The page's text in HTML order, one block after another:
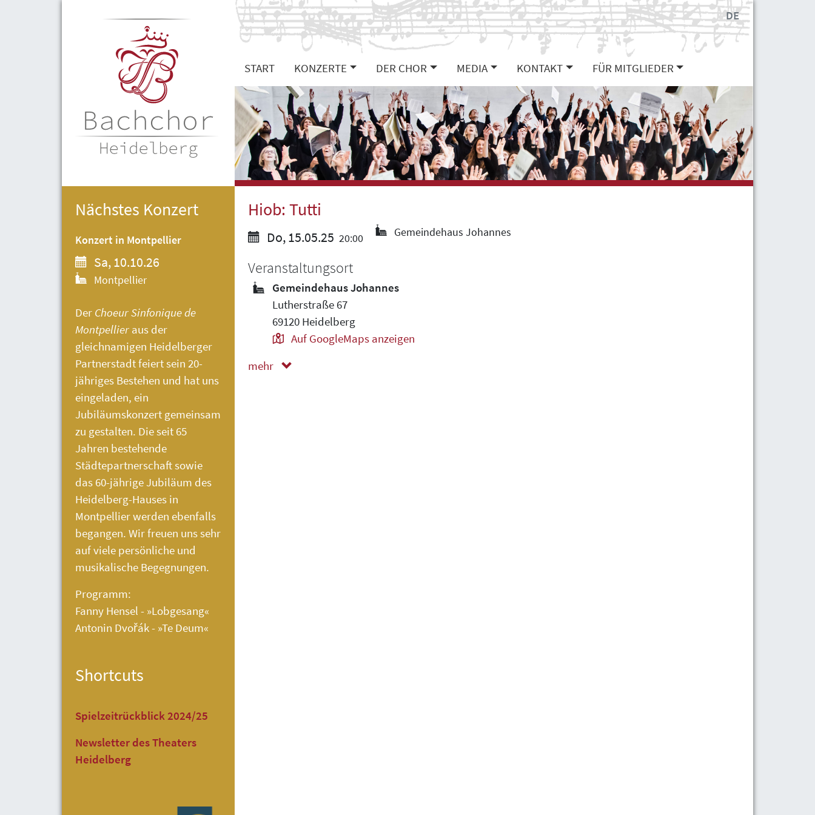
START KONZERTE DER CHOR MEDIA KONTAKT FÜR MITGLIEDER
DE
Hiob: Tutti
Do, 15.05.25 20:00 Gemeindehaus Johannes
Veranstaltungsort
Gemeindehaus Johannes
Lutherstraße 67
69120 Heidelberg
Auf GoogleMaps anzeigen
mehr
Nächstes Konzert
Konzert in Montpellier
Sa, 10.10.26
Montpellier
Der Choeur Sinfonique de
Montpellier aus der
gleichnamigen Heidelberger
Partnerstadt feiert sein 20-
jähriges Bestehen und hat uns
eingeladen, ein
Jubiläumskonzert gemeinsam
zu gestalten. Die seit 65
Jahren bestehende
Städtepartnerschaft sowie
das 60-jährige Jubiläum des
Heidelberg-Hauses in
Montpellier werden ebenfalls
begangen. Wir freuen uns sehr
auf viele persönliche und
musikalische Begegnungen.
Programm:
Fanny Hensel - »Lobgesang«
Antonin Dvořák - »Te Deum«
Shortcuts
Spielzeitrückblick 2024/25
Newsletter des Theaters
Heidelberg